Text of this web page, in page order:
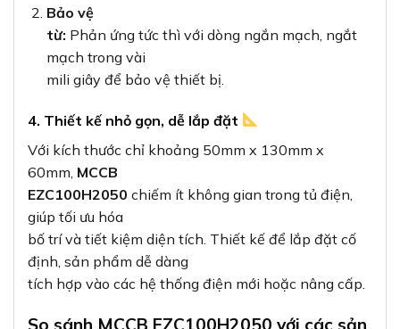
Bảo vệ
từ: Phản ứng tức thì với dòng ngắn mạch, ngắt
mạch trong vài
mili giây để bảo vệ thiết bị.
4. Thiết kế nhỏ gọn, dễ lắp đặt
Với kích thước chỉ khoảng 50mm x 130mm x
60mm, MCCB
EZC100H2050 chiếm ít không gian trong tủ điện,
giúp tối ưu hóa
bố trí và tiết kiệm diện tích. Thiết kế để lắp đặt cố
định, sản phẩm dễ dàng
tích hợp vào các hệ thống điện mới hoặc nâng cấp.
So sánh MCCB EZC100H2050 với các sản